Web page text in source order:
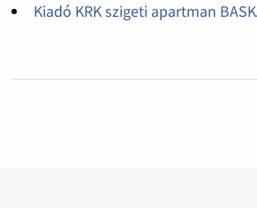
Kiadó KRK szigeti apartman